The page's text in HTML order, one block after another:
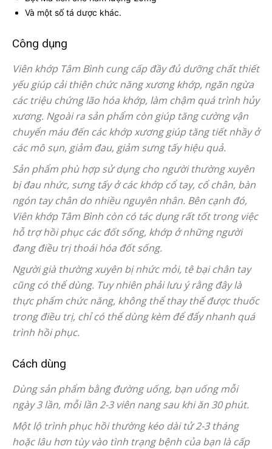
Và một số tá dược khác.
Công dụng
Viên khớp Tâm Bình cung cấp đầy đủ dưỡng chất thiết
yếu giúp cải thiện chức năng xương khớp, ngăn ngừa
các triệu chứng lão hóa khớp, làm chậm quá trình hủy
xương. Ngoài ra sản phẩm còn giúp tăng cường vận
chuyển máu đến các khớp xương giúp tăng tiết nhầy ở
các mô sụn, giảm đau, giảm sưng tấy hiệu quả.
Sản phẩm phù hợp sử dụng cho người thường xuyên
bị đau nhức, sưng tấy ở các khớp cổ tay, cổ chân, bàn
ngón tay chân do nhiều nguyên nhân. Bên cạnh đó,
Viên khớp Tâm Bình còn có tác dụng rất tốt trong việc
hỗ trợ hồi phục các đốt sống, khớp ở những người
đang điều trị thoái hóa đốt sống.
Người già thường xuyên bị nhức mỏi, tê bại chân tay
cũng có thể dùng. Tuy nhiên phải lưu ý rằng đây là
thực phẩm chức năng, không thể thay thể được thuốc
trong điều trị, chỉ có thể dùng kèm để đẩy nhanh quá
trình hồi phục.
Cách dùng
Dùng sản phẩm bằng đường uống, bạn uống mỗi
ngày 3 lần, mỗi lần 2-3 viên nang sau khi ăn 30 phút.
Một lộ trình phục hồi thường kéo dài tử 2-3 tháng
hoặc lâu hơn tùy vào tình trạng bệnh của bạn là cấp